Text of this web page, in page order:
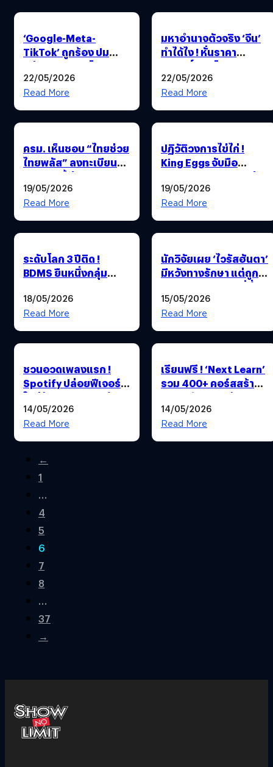
‘Google-Meta-
TikTok’ ถูกร้อง ปม
ปล่อยมิจฉาชีพโฆษณา
เต็มแพลตฟอร์ม แต่บิ๊ก
เทคฯ ทำได้แค่เพิกเฉย ?
22/05/2026
Read More
มหาอำนาจตัวจริง ‘จีน’
ทำได้ไง ! หั่นราคา
ลิขสิทธิ์บอลโลก 2026
หายวับ 8,000 ล้าน ขณะ
ที่ไทยยังถูกโขกราคา
1,700 ล้านดีลยังริบหรี่
22/05/2026
Read More
ครม. เห็นชอบ “ไทยช่วย
ไทยพลัส” ลงทะเบียน
25 พ.ค. นี้ ช่วยเหลือ 2
กลุ่มหลัก ฝ่าวิกฤตค่า
ครองชีพ พ่วงเปิดตัว AI
“นกกระซิบ” ตัวช่วยร้าน
ค้า
19/05/2026
Read More
ปฏิวัติวงการไข่ไก่ !
King Eggs จับมือ
Advance Vending ส่ง
ตรงความสดจากฟาร์ม
ถึงมือคุณผ่านตู้
Vending ตั้งเป้า 10,000
จุดทั่วไทย
19/05/2026
Read More
ระดับโลก 3 ปีติด !
BDMS ยืนหนึ่งกลุ่ม
Care Providers &
Services ติด Top 1%
ด้านความยั่งยืนจาก
S&P Global 2026
18/05/2026
Read More
นักวิจัยเผย ‘ไวรัสฮันตา’
มีหวังทางรักษา แต่ถูก
ละเลยเพราะความถี่ต่ำ-
ขาดทุนสนับสนุน
15/05/2026
Read More
ชวนอวดเพลงแรก !
Spotify ปล่อยฟีเจอร์
ใหม่ย้อนความทรงจำ
“ฟังเพลงแรกที่กดฟัง”
ฉลองครบรอบ 20 ปี
14/05/2026
Read More
เรียนฟรี ! ‘Next Learn’
รวม 400+ คอร์สสร้าง
อาชีพ อัปสกิลสร้างราย
ได้ เลือกเรียนได้ทั้ง
ออนไลน์และใน
ห้องเรียน
14/05/2026
Read More
←
1
…
4
5
6
7
8
…
37
→